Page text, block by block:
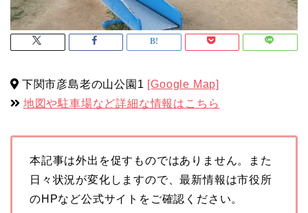
下関市彦島老の山公園1 [Google Map]
地図や駐車場など詳細な情報はこちら
本記事は外出を促すものではありません。また
日々状況が変化しますので、最新情報は市役所
のHPなど公式サイトをご確認ください。